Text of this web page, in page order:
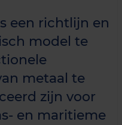
een richtlijn en
model te
metaal te
zijn voor
en maritieme